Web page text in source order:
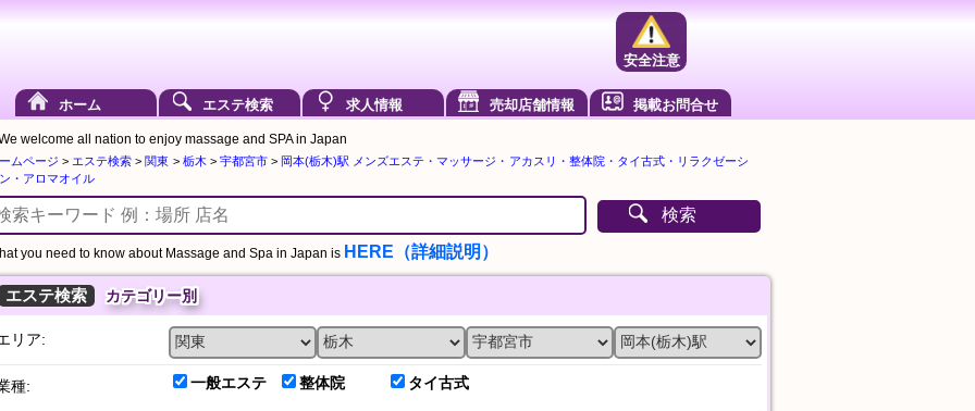
安全注意
ホーム エステ検索 求人情報 売却店舗情報 掲載お問合せ
welcome all nation to enjoy massage and SPA in Japan
ムページ > エステ検索 >関東 > 栃木 > 宇都宮市> 岡本(栃木)駅 メンズエステ・マッサージ・アカスリ・整体院・タイ古式・リラクゼーシ
・アロマオイル
検索
you need to know about Massage and Spa in Japan is HERE（詳細説明）
エステ検索 カテゴリー別
リア:
種: 一般エステ 整体院 タイ古式